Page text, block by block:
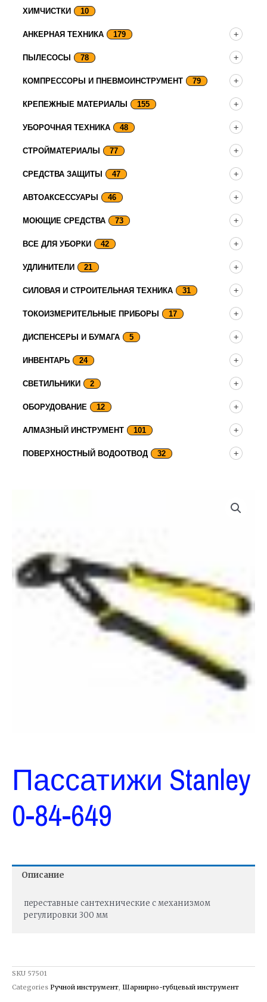
ХИМЧИСТКИ 10
АНКЕРНАЯ ТЕХНИКА 179
ПЫЛЕСОСЫ 78
КОМПРЕССОРЫ И ПНЕВМОИНСТРУМЕНТ 79
КРЕПЕЖНЫЕ МАТЕРИАЛЫ 155
УБОРОЧНАЯ ТЕХНИКА 48
СТРОЙМАТЕРИАЛЫ 77
СРЕДСТВА ЗАЩИТЫ 47
АВТОАКСЕССУАРЫ 46
МОЮЩИЕ СРЕДСТВА 73
ВСЕ ДЛЯ УБОРКИ 42
УДЛИНИТЕЛИ 21
СИЛОВАЯ И СТРОИТЕЛЬНАЯ ТЕХНИКА 31
ТОКОИЗМЕРИТЕЛЬНЫЕ ПРИБОРЫ 17
ДИСПЕНСЕРЫ И БУМАГА 5
ИНВЕНТАРЬ 24
СВЕТИЛЬНИКИ 2
ОБОРУДОВАНИЕ 12
АЛМАЗНЫЙ ИНСТРУМЕНТ 101
ПОВЕРХНОСТНЫЙ ВОДООТВОД 32
Пассатижи Stanley
0-84-649
Описание
переставные сантехнические с механизмом
регулировки 300 мм
SKU 57501
Categories Ручной инструмент, Шарнирно-губцевый инструмент